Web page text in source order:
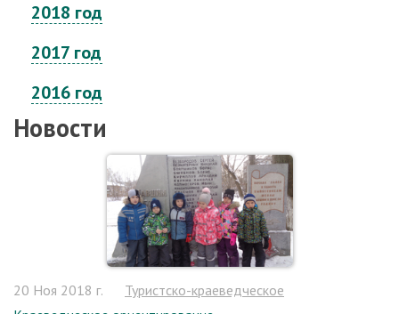
2018 год
2017 год
2016 год
Новости
20 Ноя 2018 г.
Туристско-краеведческое